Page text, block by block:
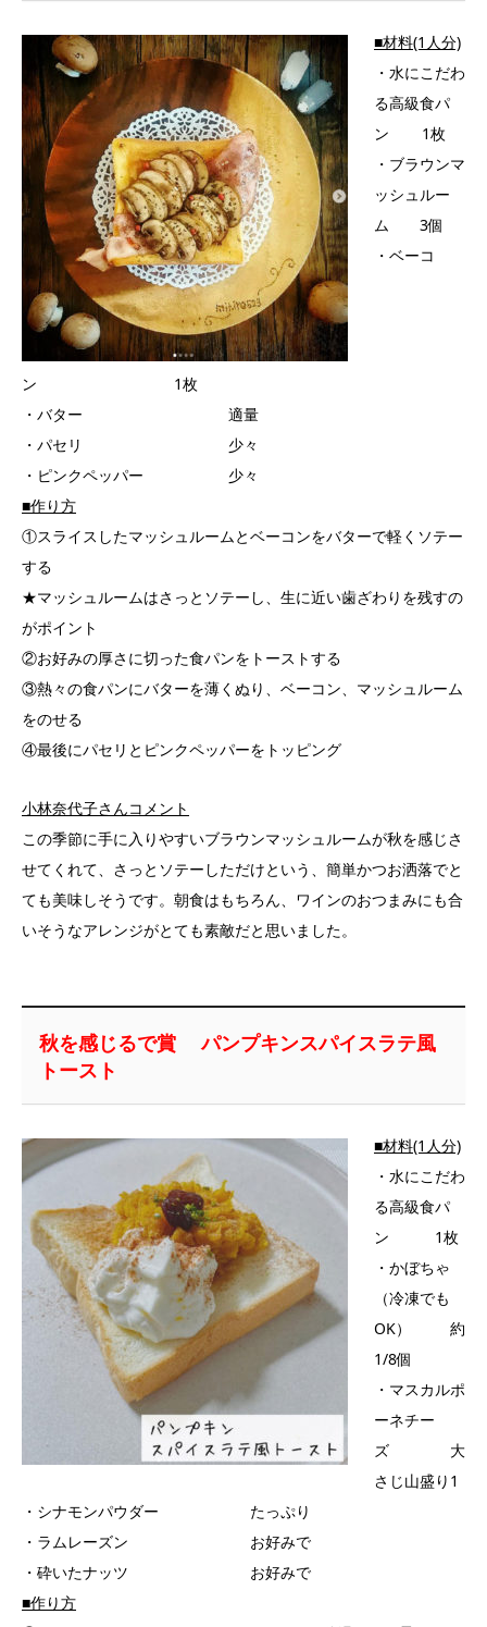
■材料(1人分)
・水にこだわ
る高級食パ
ン 1枚
・ブラウンマ
ッシュルー
ム 3個
・ベーコ
ン 1枚
・バター 適量
・パセリ 少々
・ピンクペッパー 少々
■作り方
①スライスしたマッシュルームとベーコンをバターで軽くソテー
する
★マッシュルームはさっとソテーし、生に近い歯ざわりを残すの
がポイント
②お好みの厚さに切った食パンをトーストする
③熱々の食パンにバターを薄くぬり、ベーコン、マッシュルーム
をのせる
④最後にパセリとピンクペッパーをトッピング
小林奈代子さんコメント
この季節に手に入りやすいブラウンマッシュルームが秋を感じさ
せてくれて、さっとソテーしただけという、簡単かつお洒落でと
ても美味しそうです。朝食はもちろん、ワインのおつまみにも合
いそうなアレンジがとても素敵だと思いました。
秋を感じるで賞 パンプキンスパイスラテ風
トースト
■材料(1人分)
・水にこだわ
る高級食パ
ン 1枚
・かぼちゃ
（冷凍でも
OK） 約
1/8個
・マスカルポ
ーネチー
ズ 大
さじ山盛り1
・シナモンパウダー たっぷり
・ラムレーズン お好みで
・砕いたナッツ お好みで
■作り方